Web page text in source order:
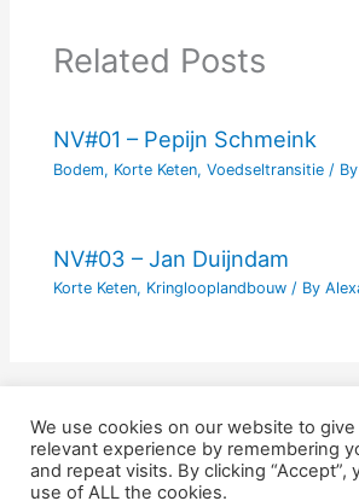
Related Posts
NV#01 – Pepijn Schmeink
Bodem, Korte Keten,Voedseltransitie /
NV#03 – Jan Duijndam
Korte Keten, Kringlooplandbouw / By
Nieuw Voer is een handelsnaam van
We use cookies on our website to
relevant experience by remembering
and repeat visits. By clicking
use of ALL the cookies.